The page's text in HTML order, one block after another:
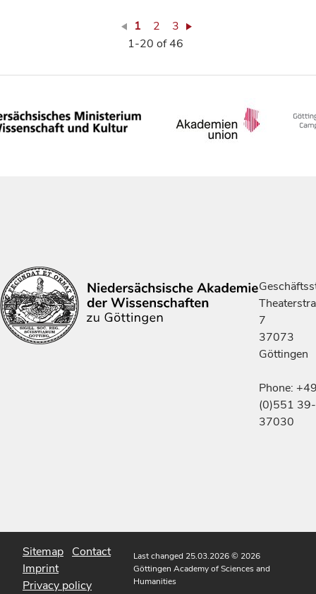
1 2
3
1-20 of 46
7
37073
Göttingen
Phone:
(0)551 39-
37030
Sitemap Contact
Imprint
Privacy policy
Last changed 25.03.2026© 2026
Göttingen Academy of Sciences and
Humanities